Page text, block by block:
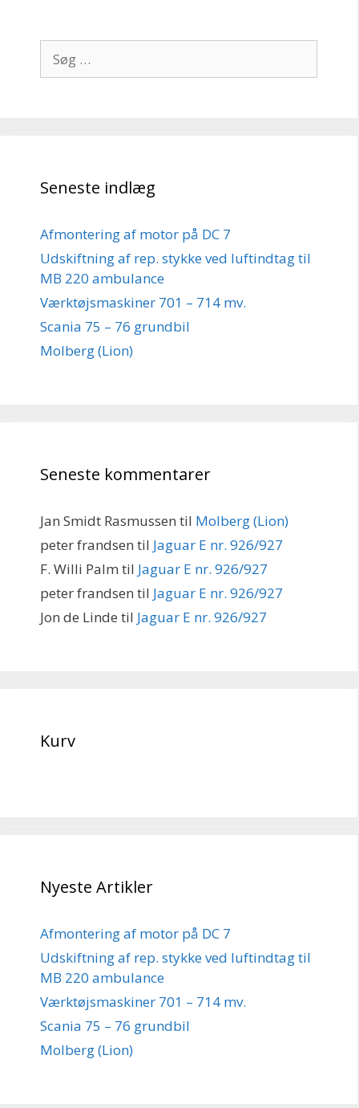
efter:
Seneste indlæg
Afmontering af motor på DC 7
Udskiftning af rep. stykke ved luftindtag til
MB 220 ambulance
Værktøjsmaskiner 701 – 714 mv.
Scania 75 – 76 grundbil
Molberg (Lion)
Seneste kommentarer
Jan Smidt Rasmussen til Molberg (Lion)
peter frandsen til Jaguar E nr. 926/927
F. Willi Palm til Jaguar E nr. 926/927
peter frandsen til Jaguar E nr. 926/927
Jon de Linde til Jaguar E nr. 926/927
Kurv
Nyeste Artikler
Afmontering af motor på DC 7
Udskiftning af rep. stykke ved luftindtag til
MB 220 ambulance
Værktøjsmaskiner 701 – 714 mv.
Scania 75 – 76 grundbil
Molberg (Lion)